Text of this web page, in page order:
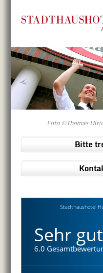
Foto ©Thomas
Bitte
Stadthaushotel
Sehr gut
6.0